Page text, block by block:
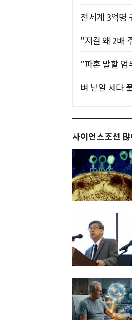
전세계 3억명
"저걸 왜 2배
"파혼 말할
벼 낱알 세다
사이언스조선